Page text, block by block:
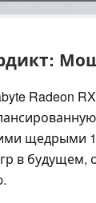
Radeon
щедрыми
в будущем,